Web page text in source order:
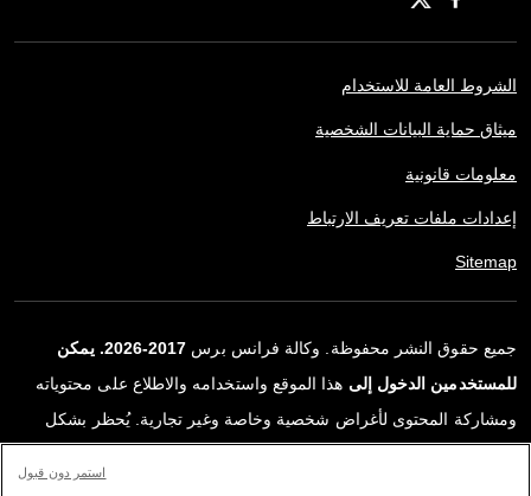
الشروط العامة للاستخدام
ميثاق حماية البيانات الشخصية
معلومات قانونية
إعدادات ملفات تعريف الارتباط
Sitemap
جميع حقوق النشر محفوظة. وكالة فرانس برس
2017-2026. يمكن
للمستخدمين الدخول إلى هذا الموقع واستخدامه والاطلاع على محتوياته
ومشاركة المحتوى لأغراض شخصية وخاصة وغير تجارية. يُحظر بشكل
استمر دون قبول